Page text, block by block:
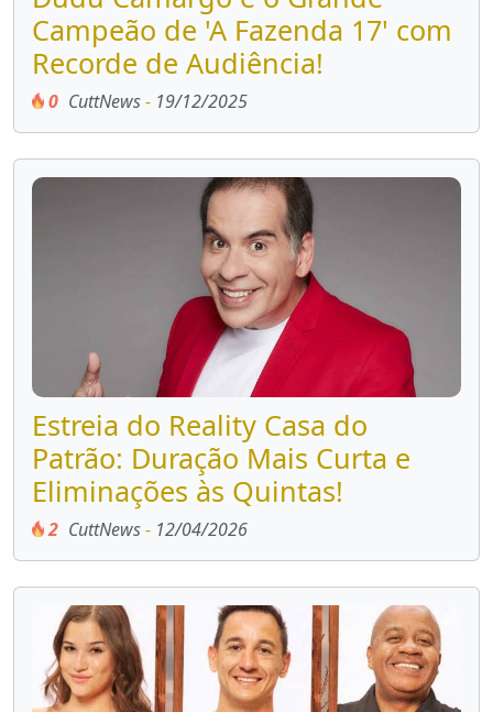
Campeão de 'A Fazenda 17' com
Recorde de Audiência!
0 CuttNews- 19/12/2025
Estreia do Reality Casa do
Patrão: Duração Mais Curta e
Eliminações às Quintas!
2 CuttNews- 12/04/2026